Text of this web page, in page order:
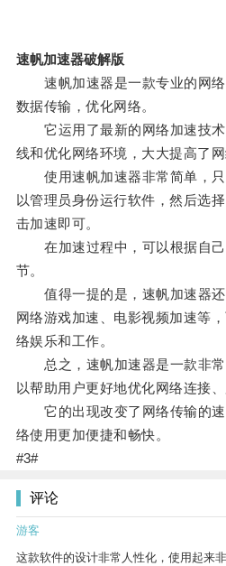
速帆加速器破解版
速帆加速器是一款专业的网络
数据传输，优化网络。
它运用了最新的网络加速技术
线和优化网络环境，大大提高了
使用速帆加速器非常简单，只
以管理员身份运行软件，然后选
击加速即可。
在加速过程中，可以根据自己
节。
值得一提的是，速帆加速器还
网络游戏加速、电影视频加速等
络娱乐和工作。
总之，速帆加速器是一款非常
以帮助用户更好地优化网络连接、
它的出现改变了网络传输的速
络使用更加便捷和畅快。
#3#
评论
游客
这款软件的设计非常人性化，使用起来非